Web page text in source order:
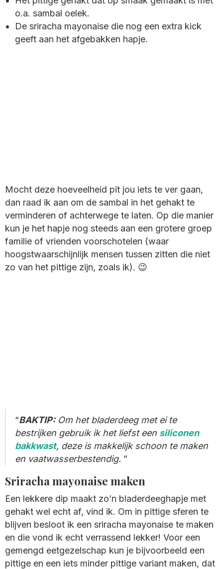
o.a. sambal oelek.
De sriracha mayonaise die nog een extra kick
geeft aan het afgebakken hapje.
Mocht deze hoeveelheid pit jou iets te ver gaan,
dan raad ik aan om de sambal in het gehakt te
verminderen of achterwege te laten. Op die manier
kun je het hapje nog steeds aan een grotere groep
familie of vrienden voorschotelen (waar
hoogstwaarschijnlijk mensen tussen zitten die niet
zo van het pittige zijn, zoals ik). 😉
BAKTIP:Om het bladerdeeg met ei te
bestrijken gebruik ik het liefst een siliconen
bakkwast, deze is makkelijk schoon te maken
en vaatwasserbestendig.
Sriracha mayonaise maken
Een lekkere dip maakt zo’n bladerdeeghapje met
gehakt wel echt af, vind ik. Om in pittige sferen te
blijven besloot ik een sriracha mayonaise te maken
en die vond ik echt verrassend lekker! Voor een
gemengd eetgezelschap kun je bijvoorbeeld een
pittige en een iets minder pittige variant maken, dat